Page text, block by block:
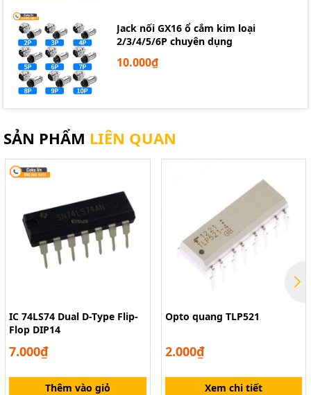
Jack nối GX16 ổ cắm kim loại
2/3/4/5/6P chuyên dụng
10.000₫
SẢN PHẨM LIÊN QUAN
IC 74LS74 Dual D-Type Flip-
Flop DIP14
7.000₫
Thêm vào giỏ
Opto quang TLP521
2.000₫
Xem chi tiết